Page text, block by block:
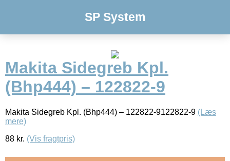
SP System
Makita Sidegreb Kpl.
(Bhp444) – 122822-9
Makita Sidegreb Kpl. (Bhp444) – 122822-9122822-9 (Læs
mere)
88 kr. (Vis fragtpris)